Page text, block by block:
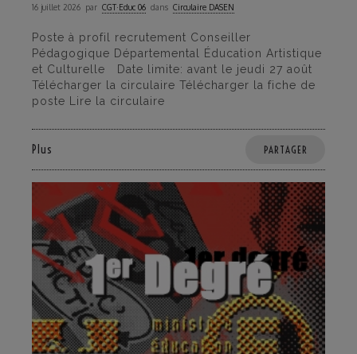
16 juillet 2026 par CGT·Educ 06 dans Circulaire DASEN
Poste à profil recrutement Conseiller
Pédagogique Départemental Éducation Artistique
et Culturelle Date limite: avant le jeudi 27 août
Télécharger la circulaire Télécharger la fiche de
poste Lire la circulaire
Plus PARTAGER